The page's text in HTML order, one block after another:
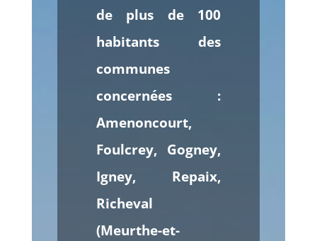
de plus de 100
habitants des
communes
concernées :
Amenoncourt,
Foulcrey, Gogney,
Igney, Repaix,
Richeval
(Meurthe-et-